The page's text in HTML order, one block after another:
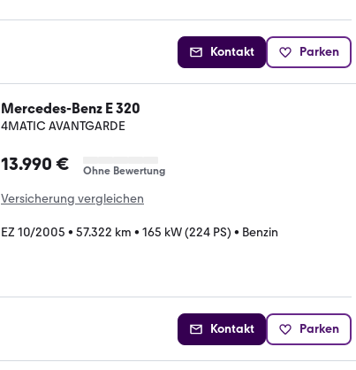
Kontakt Parken
Mercedes-Benz E 320
4MATIC AVANTGARDE
13.990 € Ohne Bewertung
Versicherung vergleichen
EZ 10/2005 • 57.322 km • 165 kW (224 PS) • Benzin
Kontakt Parken